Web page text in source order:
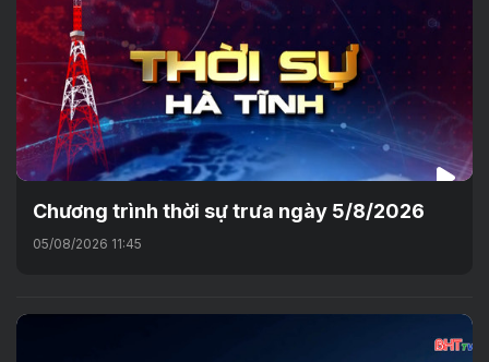
Chương trình thời sự trưa ngày 5/8/2026
05/08/2026 11:45